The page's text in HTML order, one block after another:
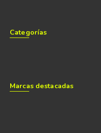
Categorías
Marcas destacadas